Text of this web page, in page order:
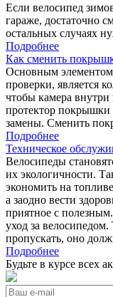
Если велосипед
гараже, достаточно
остальных случаях
Подробнее
Как сменить
Основным элементом
проверки, является
чтобы камера
протектор покрышки
замены. Сменить
Подробнее
Техническое
Велосипеды
их экологичности.
экономить на
а заодно вести
приятное с
уход за
пропускать, оно
Подробнее
Будьте в курсе всех